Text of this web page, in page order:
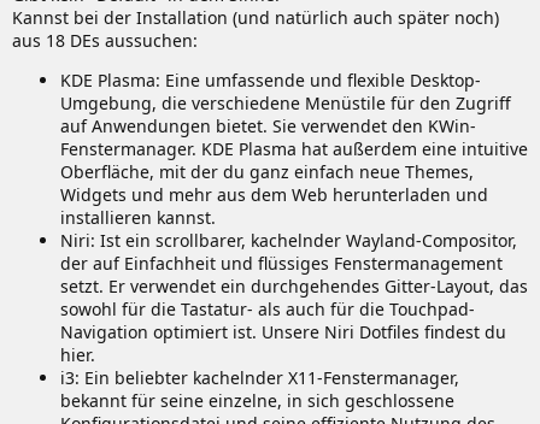
Kannst bei der Installation (und natürlich auch später noch)
aus 18 DEs aussuchen:
KDE Plasma: Eine umfassende und flexible Desktop-
Umgebung, die verschiedene Menüstile für den Zugriff
auf Anwendungen bietet. Sie verwendet den KWin-
Fenstermanager. KDE Plasma hat außerdem eine intuitive
Oberfläche, mit der du ganz einfach neue Themes,
Widgets und mehr aus dem Web herunterladen und
installieren kannst.
Niri: Ist ein scrollbarer, kachelnder Wayland-Compositor,
der auf Einfachheit und flüssiges Fenstermanagement
setzt. Er verwendet ein durchgehendes Gitter-Layout, das
sowohl für die Tastatur- als auch für die Touchpad-
Navigation optimiert ist. Unsere Niri Dotfiles findest du
hier.
i3: Ein beliebter kachelnder X11-Fenstermanager,
bekannt für seine einzelne, in sich geschlossene